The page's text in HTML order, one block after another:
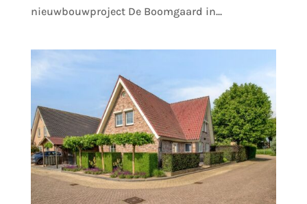
nieuwbouwproject De Boomgaard in...